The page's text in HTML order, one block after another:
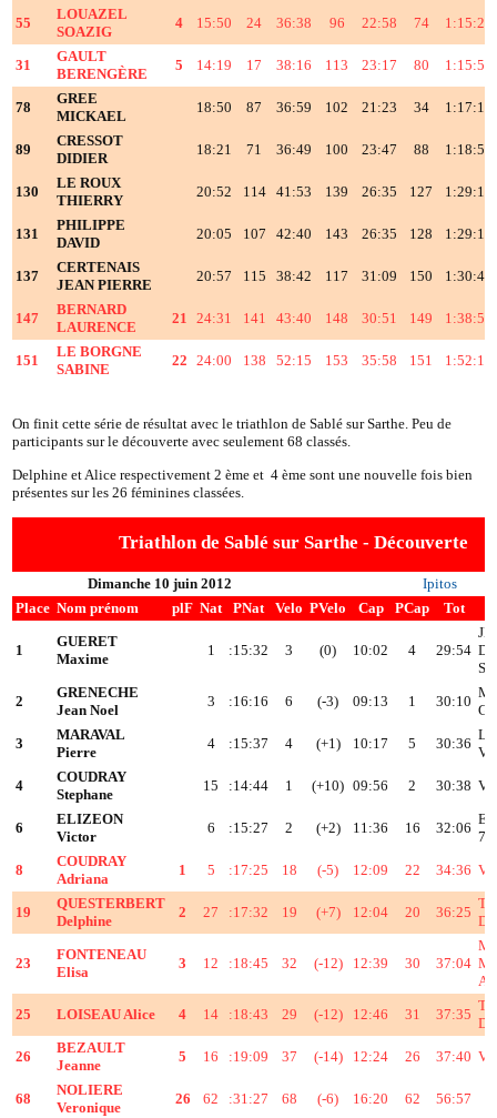
55
LOUAZEL
SOAZIG
4 15:50 24 36:38 96 22:58 74 1:15:24
31
GAULT
BERENGÈRE
5 14:19 17 38:16 113 23:17 80 1:15:50
78
GREE
MICKAEL
18:50 87 36:59 102 21:23 34 1:17:10
89
CRESSOT
DIDIER
18:21 71 36:49 100 23:47 88 1:18:55
130
LE ROUX
THIERRY
20:52 114 41:53 139 26:35 127 1:29:19
131
PHILIPPE
DAVID
20:05 107 42:40 143 26:35 128 1:29:19
137
CERTENAIS
JEAN PIERRE
20:57 115 38:42 117 31:09 150 1:30:46
147
BERNARD
LAURENCE
21 24:31 141 43:40 148 30:51 149 1:38:59
151
LE BORGNE
SABINE
22 24:00 138 52:15 153 35:58 151 1:52:12
On finit cette série de résultat avec le triathlon de Sablé sur Sarthe. Peu de
participants sur le découverte avec seulement 68 classés.
Delphine et Alice respectivement 2 ème et 4 ème sont une nouvelle fois bien
présentes sur les 26 féminines classées.
Triathlon de Sablé sur Sarthe - Découverte
Dimanche 10 juin 2012
Ipitos
Place Nom prénom plF Nat PNat Velo PVelo Cap PCap Tot
1
GUERET
Maxime
1 :15:32 3 (0) 10:02 4 29:54
2
GRENECHE
Jean Noel
3 :16:16 6 (-3) 09:13 1 30:10
3
MARAVAL
Pierre
4 :15:37 4 (+1) 10:17 5 30:36
4
COUDRAY
Stephane
15 :14:44 1 (+10) 09:56 2 30:38
6
ELIZEON
Victor
6 :15:27 2 (+2) 11:36 16 32:06
72
8
COUDRAY
Adriana
1 5 :17:25 18 (-5) 12:09 22 34:36
19
QUESTERBERT
Delphine
2 27 :17:32 19 (+7) 12:04 20 36:25
23
FONTENEAU
Elisa
3 12 :18:45 32 (-12) 12:39 30 37:04
25 LOISEAU Alice 4 14 :18:43 29 (-12) 12:46 31 37:35
26
BEZAULT
Jeanne
5 16 :19:09 37 (-14) 12:24 26 37:40
68
NOLIERE
Veronique
26 62 :31:27 68 (-6) 16:20 62 56:57